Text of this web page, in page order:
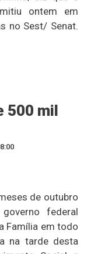
ontem em
no Sest/ Senat.
500 mil
de outubro
federal
Família em todo
na tarde desta